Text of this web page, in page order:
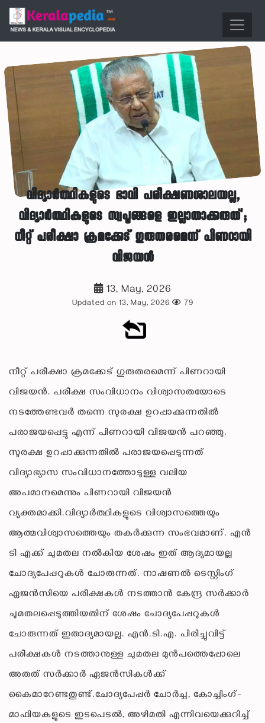
വിദ്യാർത്ഥികളുടെ ഭാവി പരീക്ഷണശാലയല്ല,
വിദ്യാർത്ഥികളുടെ സ്വപ്നങ്ങളെ ഇല്ലാതാക്കരുത്';
നീറ്റ് പരീക്ഷാ ക്രമക്കേട് ഗുരുതരമെന്ന് പിണറായി
വിജയൻ
13, May, 2026
Updated on 13, May, 2026 79
നീറ്റ് പരീക്ഷാ ക്രമക്കേട് ഗുരുതരമെന്ന് പിണറായി
വിജയൻ. പരീക്ഷ സംവിധാനം വിശ്വാസതയോടെ
നടത്തേണ്ടവർ തന്നെ സുരക്ഷ ഉറപ്പാക്കുന്നതിൽ
പരാജയപ്പെട്ടു എന്ന് പിണറായി വിജയൻ പറഞ്ഞു.
സുരക്ഷ ഉറപ്പാക്കുന്നതിൽ പരാജയപ്പെടുന്നത്
വിദ്യാഭ്യാസ സംവിധാനത്തോടുള്ള വലിയ
അപമാനമെന്നും പിണറായി വിജയൻ
വ്യക്തമാക്കി.വിദ്യാർത്ഥികളുടെ വിശ്വാസത്തെയും
ആത്മവിശ്വാസത്തെയും തകർക്കുന്ന സംഭവമാണ്. എൻ
ടി എക്ക് ചുമതല നൽകിയ ശേഷം ഇത് ആദ്യമായല്ല
ചോദ്യപേപ്പറുകൾ ചോരുന്നത്. നാഷണൽ ടെസ്റ്റിംഗ്
ഏജൻസിയെ പരീക്ഷകൾ നടത്താൻ കേന്ദ്ര സർക്കാർ
ചുമതലപ്പെടുത്തിയതിന് ശേഷം ചോദ്യപേപ്പറുകൾ
ചോരുന്നത് ഇതാദ്യമായല്ല. എൻ.ടി.എ. പിരിച്ചുവിട്ട്
പരീക്ഷകൾ നടത്താനുള്ള ചുമതല മുൻപത്തെപ്പോലെ
അതത് സർക്കാർ ഏജൻസികൾക്ക്
കൈമാറേണ്ടതുണ്ട്.ചോദ്യപേപ്പർ ചോർച്ച, കോച്ചിംഗ്-
മാഫിയകളുടെ ഇടപെടൽ, അഴിമതി എന്നിവയെക്കുറിച്ച്